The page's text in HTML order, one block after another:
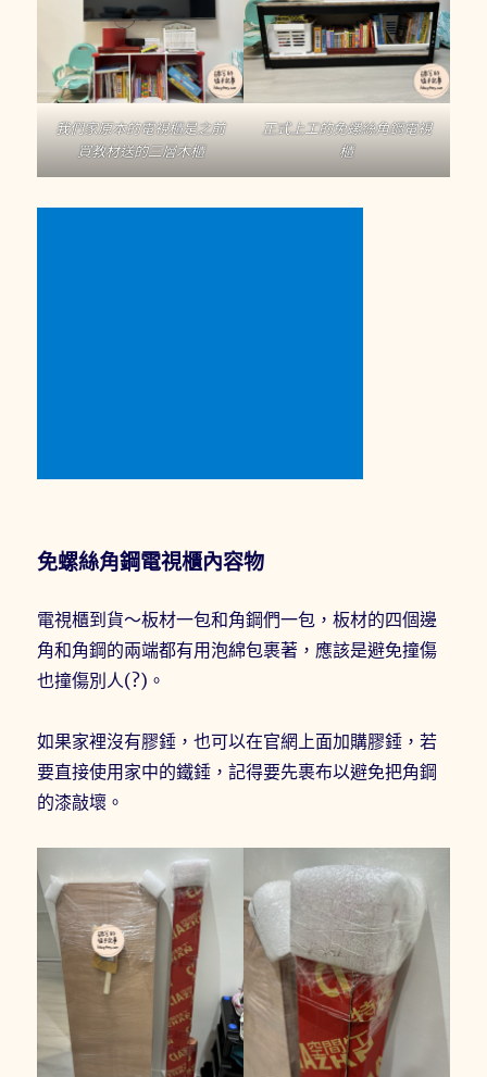
我們家原本的電視櫃是之前
買教材送的三層木櫃
正式上工的免螺絲角鋼電視
櫃
免螺絲角鋼電視櫃內容物
電視櫃到貨～板材一包和角鋼們一包，板材的四個邊
角和角鋼的兩端都有用泡綿包裹著，應該是避免撞傷
也撞傷別人(?)。
如果家裡沒有膠錘，也可以在官網上面加購膠錘，若
要直接使用家中的鐵錘，記得要先裹布以避免把角鋼
的漆敲壞。